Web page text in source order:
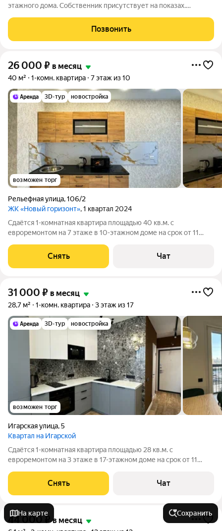
этажного дома. Собственник присутствует на показах.
оплачиваются отдельно. По условиям проживания: можно с
детьми, без питомцев. Срок
Позвонить
26 000 ₽ в месяц
40 м² 1-комн. квартира 7 этаж из 10
3D-тур новостройка
возможен торг
Рельефная улица,106/2
ЖК «Новый горизонт», 1 квартал 2024
Сдаётся 1-комнатная квартира площадью 40 кв.м. с
евроремонтом на 7 этаже в 10-этажном доме на срок от 11
Холодильник Микроволновка Дом - монолитный, окна выходят
во двор. В подъезде 1 лифт - 1
Снять Чат
31 000 ₽ в месяц
28,7 м² 1-комн. квартира 3 этаж из 17
3D-тур новостройка
возможен торг
Игарская улица,5
Квартал на Игарской
Сдаётся 1-комнатная квартира площадью 28 кв.м. с
евроремонтом на 3 этаже в 17-этажном доме на срок от 11
Стиральная машина Холодильник Посудомоечная машина
Бойлер Микроволновка Дом - панельный,
Снять Чат
44 000₽ в месяц
На карте Сохранить